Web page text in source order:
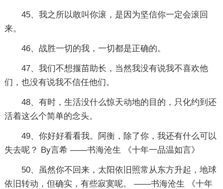
45、我之所以敢叫你滚，是因为坚信你一定会滚回
来。
46、战胜一切的我，一切都是正确的。
47、我们不想揠苗助长，当然我没有说我不喜欢他
们，也没有说我不信任他们。
48、有时，生活没什么惊天动地的目的，只化约到还
活着这么个简单的念头。
49、你好好看看我。阿衡，除了你，我还有什么可以
失去呢？ By言希 ——书海沧生 《十年一品温如言》
50、虽然你不回来，太阳依旧照常从东方升起，地球
依旧转动，但确实，有些寂寞呢。 ——书海沧生 《十年